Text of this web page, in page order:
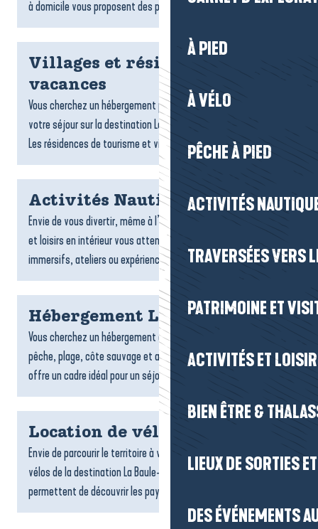
À PIED
À VÉLO
PÊCHE À PIED
ACTIVITÉS
TRAVERSÉES VERS
PATRIMOINE ET
ACTIVITÉS ET
BIEN ÊTRE &
LIEUX DE SORTIES
DES ÉVÉNEMENTS
à domicile vous proposent des plats gourmands,...
Villages et résidences
vacances
Vous cherchez un hébergement pratique et confortable pour
votre séjour sur la destination La Baule-Presqu’île de Guérande ?
Les résidences de tourisme et villages vacances sont...
Activités Nautiques
Envie de vous divertir, même à l’abri ? De nombreuses activités
et loisirs en intérieur vous attendent : jeux, sports, espaces
immersifs, ateliers ou expériences ludiques....
Hébergement La Turballe
Vous cherchez un hébergement à La Turballe ? Entre port de
pêche, plage, côte sauvage et ambiance maritime, la commune
offre un cadre idéal pour un séjour authentique face à...
Location de vélos
Envie de parcourir le territoire à votre rythme ? Les loueurs de
vélos de la destination La Baule-Presqu’île de Guérande vous
permettent de découvrir les paysages, les villages...